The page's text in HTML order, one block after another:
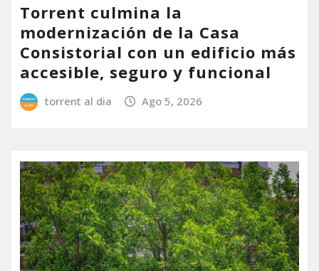
Torrent culmina la
modernización de la Casa
Consistorial con un edificio más
accesible, seguro y funcional
torrent al dia Ago 5, 2026